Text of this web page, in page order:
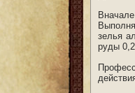
зелья
руды